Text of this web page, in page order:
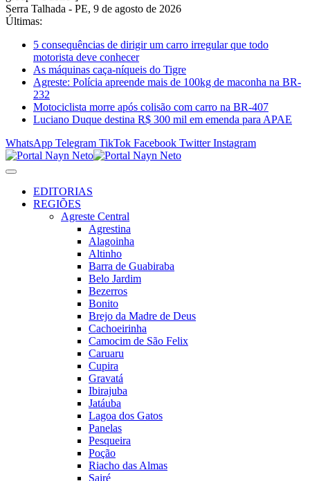
Serra Talhada - PE, 9 de agosto de 2026
Últimas:
5 consequências de dirigir um carro irregular que todo
motorista deve conhecer
As máquinas caça-níqueis do Tigre
Agreste: Polícia apreende mais de 100kg de maconha na BR-
232
Motociclista morre após colisão com carro na BR-407
Luciano Duque destina R$ 300 mil em emenda para APAE
WhatsApp Telegram TikTok Facebook Twitter Instagram
EDITORIAS
REGIÕES
Agreste Central
Agrestina
Alagoinha
Altinho
Barra de Guabiraba
Belo Jardim
Bezerros
Bonito
Brejo da Madre de Deus
Cachoeirinha
Camocim de São Felix
Caruaru
Cupira
Gravatá
Ibirajuba
Jatáuba
Lagoa dos Gatos
Panelas
Pesqueira
Poção
Riacho das Almas
Sairé